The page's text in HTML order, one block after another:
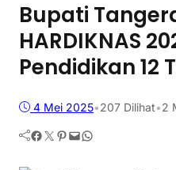
Bupati
HARDIKNAS
Pendidikan 12
4 Mei 2025•207 Dilihat•2
Facebook Twitter Pinterest Mail WhatsApp